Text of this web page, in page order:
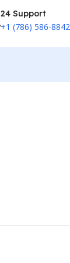
24 Support
+1 (786) 586-8842